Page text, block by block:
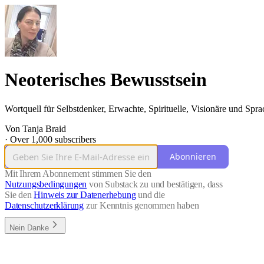
Neoterisches Bewusstsein
Wortquell für Selbstdenker, Erwachte, Spirituelle, Visionäre und
Von Tanja Braid
· Over 1,000 subscribers
Abonnieren
Mit Ihrem Abonnement stimmen Sie den
Nutzungsbedingungen von Substack zu und bestätigen, dass
Sie denHinweis zur Datenerhebungund die
Datenschutzerklärung zur Kenntnis genommen haben
Nein Danke